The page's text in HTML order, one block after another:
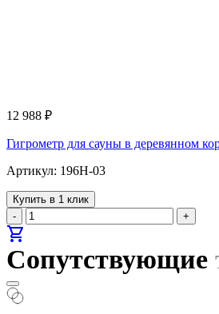
12 988 ₽
Гигрометр для сауны в деревянном
Артикул: 196H-03
Купить в 1 клик
-
+
shopping_cart
Сопутствующие